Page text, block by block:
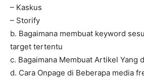
– Kaskus
– Storify
b. Bagaimana membuat keyword
target tertentu
c. Bagaimana Membuat Artikel Yang
d. Cara Onpage di Beberapa media